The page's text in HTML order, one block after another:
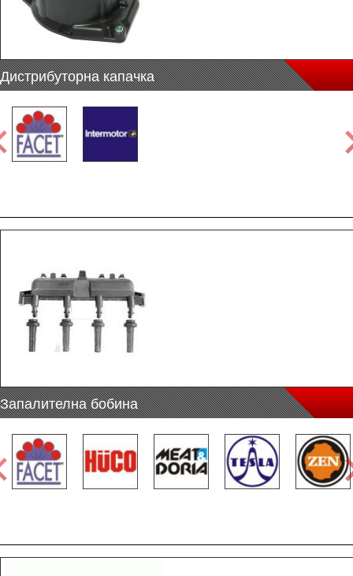
Дистрибуторна капачка
Запалителна бобина